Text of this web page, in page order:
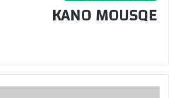
KANO MOUSQE